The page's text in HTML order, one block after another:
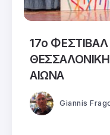
17ο
ΑΙΩΝΑ
Giannis